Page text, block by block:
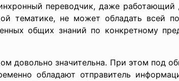
переводчик, даже работающий
тематике, не может обладать всей
общих знаний по конкретному
довольно значительна. При этом под
обладают отправитель